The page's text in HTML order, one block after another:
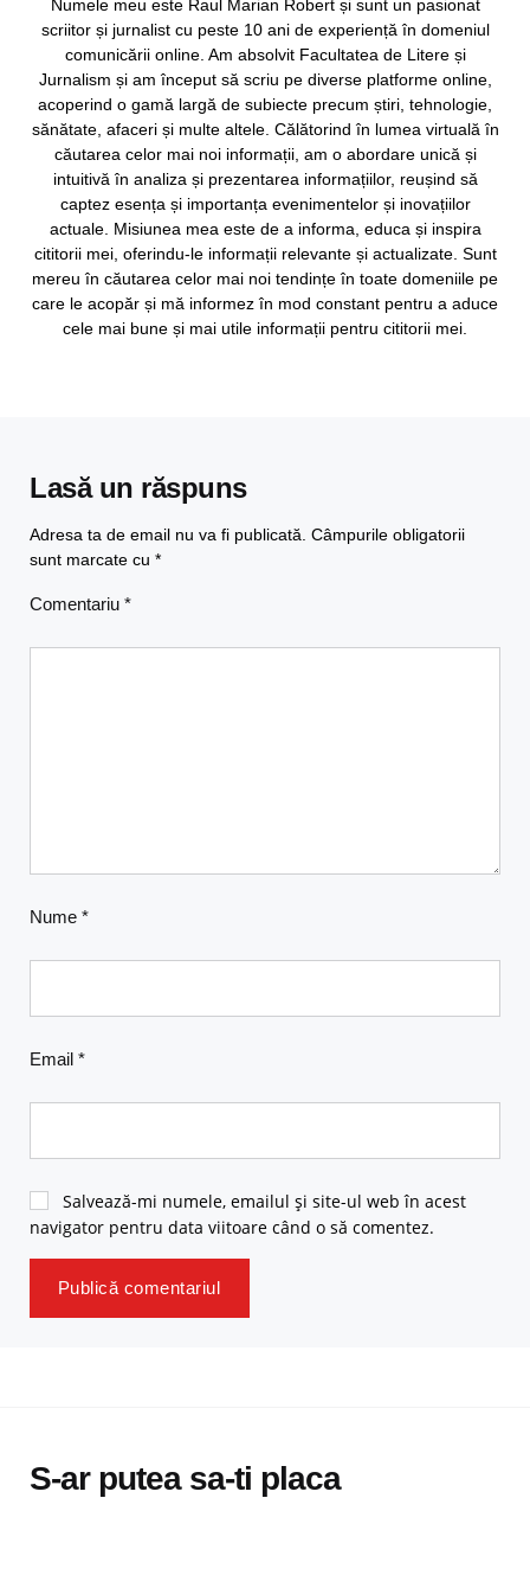
Numele meu este Raul Marian Robert și sunt un pasionat
scriitor și jurnalist cu peste 10 ani de experiență în domeniul
comunicării online. Am absolvit Facultatea de Litere și
Jurnalism și am început să scriu pe diverse platforme online,
acoperind o gamă largă de subiecte precum știri, tehnologie,
sănătate, afaceri și multe altele. Călătorind în lumea virtuală în
căutarea celor mai noi informații, am o abordare unică și
intuitivă în analiza și prezentarea informațiilor, reușind să
captez esența și importanța evenimentelor și inovațiilor
actuale. Misiunea mea este de a informa, educa și inspira
cititorii mei, oferindu-le informații relevante și actualizate. Sunt
mereu în căutarea celor mai noi tendințe în toate domeniile pe
care le acopăr și mă informez în mod constant pentru a aduce
cele mai bune și mai utile informații pentru cititorii mei.
Lasă un răspuns
Adresa ta de email nu va fi publicată. Câmpurile obligatorii
sunt marcate cu *
Comentariu *
Nume *
Email *
Salvează-mi numele, emailul și site-ul web în acest
navigator pentru data viitoare când o să comentez.
S-ar putea sa-ti placa